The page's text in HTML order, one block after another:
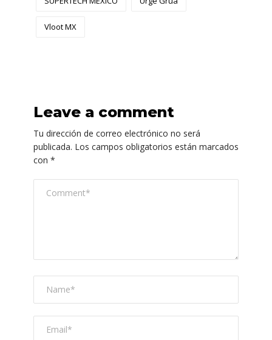
Vloot MX
Leave a comment
Tu dirección de correo electrónico no será
publicada. Los campos obligatorios están marcados
con *